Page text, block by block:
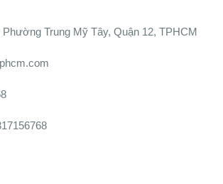
Phường Trung Mỹ Tây, Quận 12, TPHCM